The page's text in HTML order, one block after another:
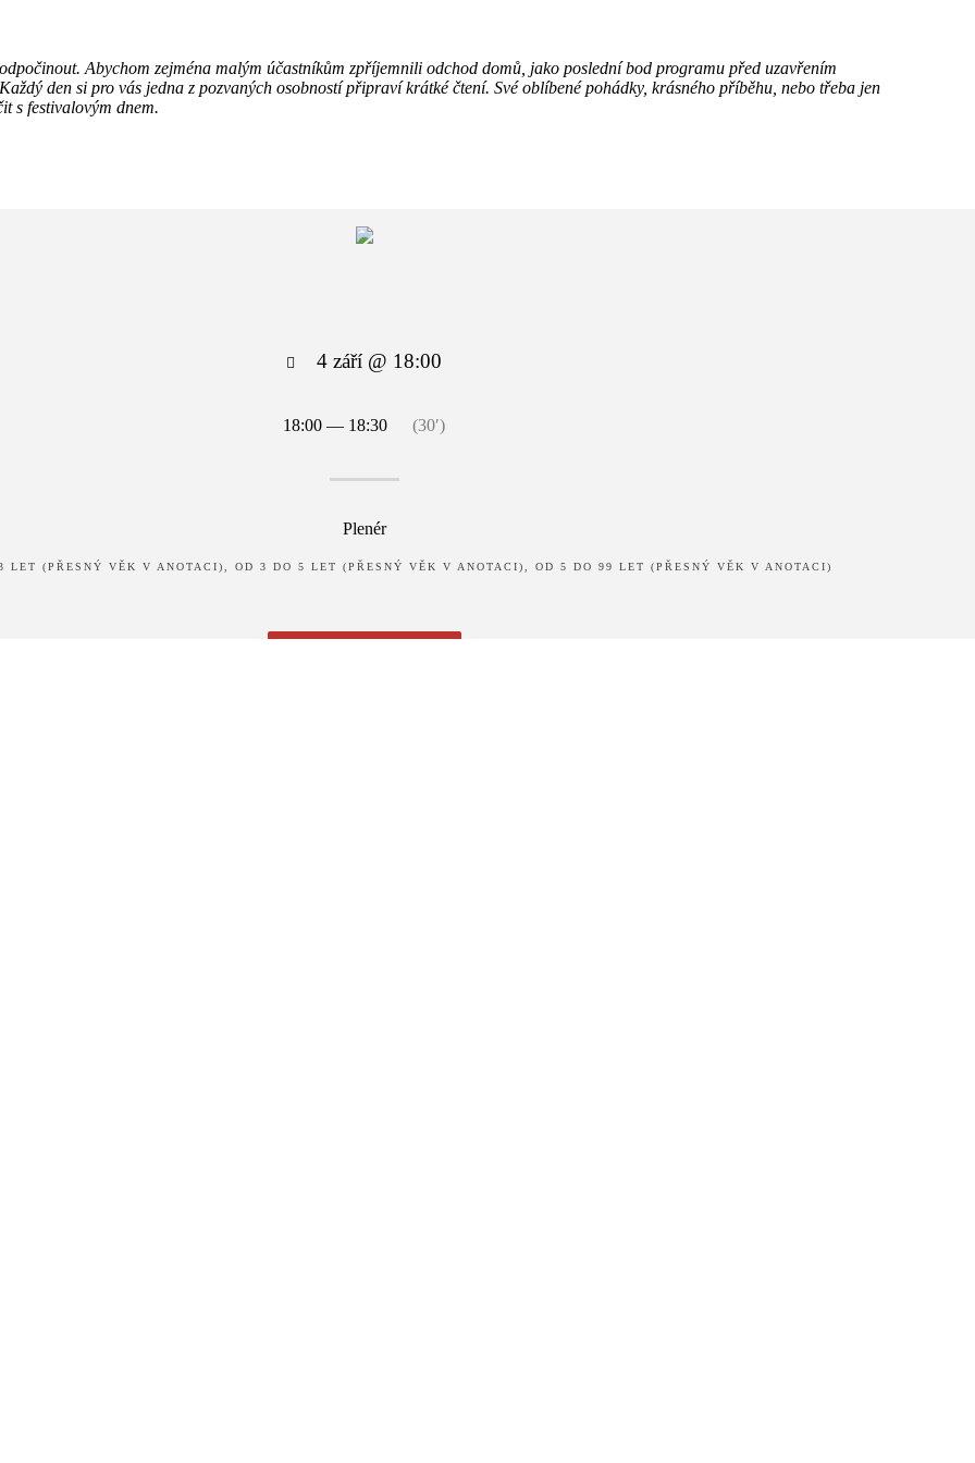
Abychom zejména malým účastníkům zpříjemnili odchod domů, jako poslední bod programu před uzavřením
den si pro vás jedna z pozvaných osobností připraví krátké čtení. Své oblíbené pohádky, krásného příběhu, nebo třeba jen
s festivalovým dnem.
4 září @ 18:00
18:00 — 18:30 (30′)
Plenér
LET (PŘESNÝ VĚK V ANOTACI), OD 3 DO 5 LET (PŘESNÝ VĚK V ANOTACI), OD 5 DO 99 LET (PŘESNÝ VĚK V ANOTACI)